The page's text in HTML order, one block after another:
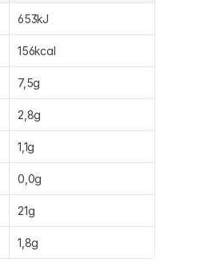
653kJ
156kcal
7,5g
2,8g
1,1g
0,0g
21g
1,8g